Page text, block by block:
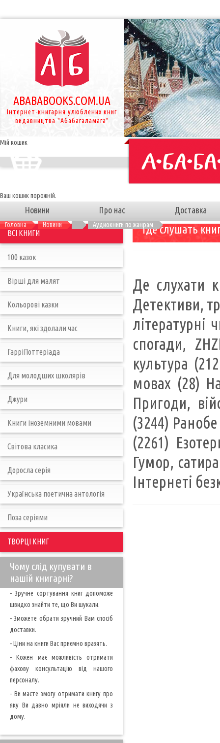
ABABABOOKS.COM.UA
Інтернет-книгарня улюблених книг
видавництва "Абабагаламага"
Мій кошик
Ваш кошик порожній.
Новини Про нас Доставка
Головна Новини Аудиокниги по жанрамГде слушать
Де слухати
Детективи,
літературні
спогади,
культура
мовах (28)
Пригоди,
(3244)
(2261)
Гумор,
Інтернеті
ВСІ КНИГИ
100 казок
Вірші для малят
Кольорові казки
Книги, які здолали час
ГарріПоттеріада
Для молодших школярів
Джури
Книги іноземними мовами
Світова класика
Доросла серія
Українська поетична антологія
Поза серіями
ТВОРЦІ КНИГ
Чому слід купувати в
нашій книгарні?
- Зручне сортування книг допоможе
швидко знайти те, що Ви шукали.
- Зможете обрати зручний Вам спосіб
доставки.
- Ціни на книги Вас приємно вразять.
- Кожен має можливість отримати
фахову консультацію від нашого
персоналу.
- Ви маєте змогу отримати книгу про
яку Ви давно мріяли не виходячи з
дому.